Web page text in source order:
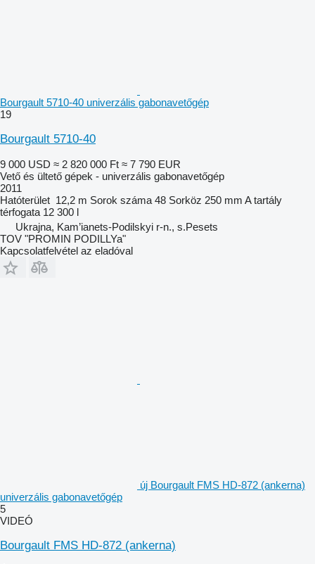
Bourgault 5710-40 univerzális gabonavetőgép
19
Bourgault 5710-40
9 000 USD ≈ 2 820 000 Ft ≈ 7 790 EUR
Vető és ültető gépek - univerzális gabonavetőgép
2011
Hatóterület 12,2 m Sorok száma 48 Sorköz 250 mm A tartály
térfogata 12 300 l
Ukrajna, Kam’ianets-Podilskyi r-n., s.Pesets
TOV "PROMIN PODILLYa"
Kapcsolatfelvétel az eladóval
új Bourgault FMS HD-872 (ankerna)
univerzális gabonavetőgép
5
VIDEÓ
Bourgault FMS HD-872 (ankerna)